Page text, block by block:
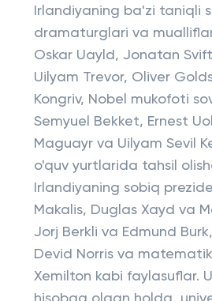
Irlandiyaning ba'zi taniqli
dramaturglari va
Oskar Uayld, Jonatan
Uilyam Trevor, Oliver
Kongriv, Nobel mukofoti
Semyuel Bekket, Ernest
Maguayr va Uilyam Sevil
o'quv yurtlarida tahsil
Irlandiyaning sobiq
Makalis, Duglas Xayd va
Jorj Berkli va Edmund
Devid Norris va
Xemilton kabi faylasuflar.